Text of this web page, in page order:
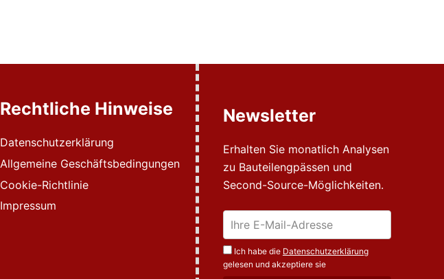
Rechtliche Hinweise
Datenschutzerklärung
Allgemeine Geschäftsbedingungen
Cookie-Richtlinie
Impressum
Newsletter
Erhalten Sie monatlich Analysen
zu Bauteilengpässen und
Second-Source-Möglichkeiten.
Ich habe die Datenschutzerklärung
gelesen und akzeptiere sie